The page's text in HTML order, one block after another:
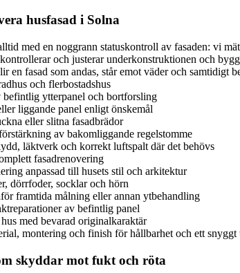
husfasad i Solna
med en noggrann statuskontroll av fasaden: vi
och justerar underkonstruktionen och
en fasad som andas, står emot väder och
och flerbostadshus
befintlig ytterpanel och bortforsling
liggande panel enligt önskemål
eller slitna fasadbrädor
av bakomliggande regelstomme
läktverk och korrekt luftspalt där det behövs
fasadrenovering
anpassad till husets stil och arkitektur
dörrfoder, socklar och hörn
framtida målning eller annan ytbehandling
av befintlig panel
med bevarad originalkaraktär
montering och finish för hållbarhet och ett
skyddar mot fukt och röta